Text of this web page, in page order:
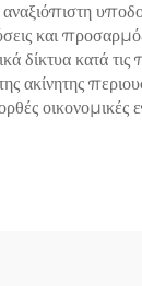
και
δίκτυα κατά